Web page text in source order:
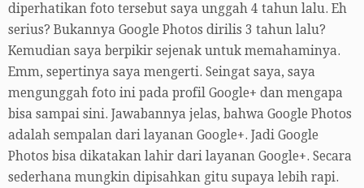
diperhatikan foto tersebut saya unggah 4 tahun lalu. Eh
serius? Bukannya Google Photos dirilis 3 tahun lalu?
Kemudian saya berpikir sejenak untuk memahaminya.
Emm, sepertinya saya mengerti. Seingat saya, saya
mengunggah foto ini pada profil Google+ dan mengapa
bisa sampai sini. Jawabannya jelas, bahwa Google Photos
adalah sempalan dari layanan Google+. Jadi Google
Photos bisa dikatakan lahir dari layanan Google+. Secara
sederhana mungkin dipisahkan gitu supaya lebih rapi.